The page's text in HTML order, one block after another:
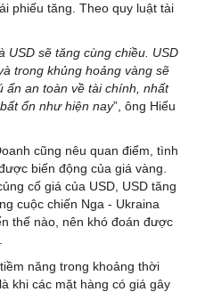
phiếu tăng. Theo quy luật tài
USD sẽ tăng cùng chiều. USD
trong khủng hoảng vàng sẽ
ẩn an toàn về tài chính, nhất
ổn như hiện nay”, ông Hiếu
cũng nêu quan điểm, tình
biến động của giá vàng.
cố giá của USD, USD tăng
cuộc chiến Nga - Ukraina
thế nào, nên khó đoán được
năng trong khoảng thời
khi các mặt hàng có giá gây